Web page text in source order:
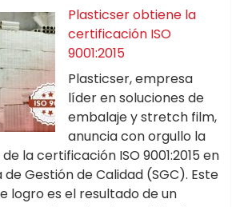
Plasticser obtiene la
certificación ISO
9001:2015
Plasticser, empresa
líder en soluciones de
embalaje y stretch film,
anuncia con orgullo la
la certificación ISO 9001:2015 en
de Gestión de Calidad (SGC). Este
logro es el resultado de un